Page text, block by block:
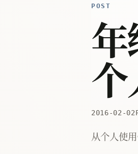
POST
2016-02-02
从个人使